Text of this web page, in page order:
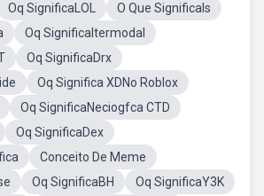
Oq SignificaLOL
O Que SignificaIs
Oq SignificaItermodal
Oq SignificaDrx
Oq Significa XDNo Roblox
Oq SignificaNeciogfca CTD
Oq SignificaDex
Conceito De Meme
Oq SignificaBH Oq SignificaY3K